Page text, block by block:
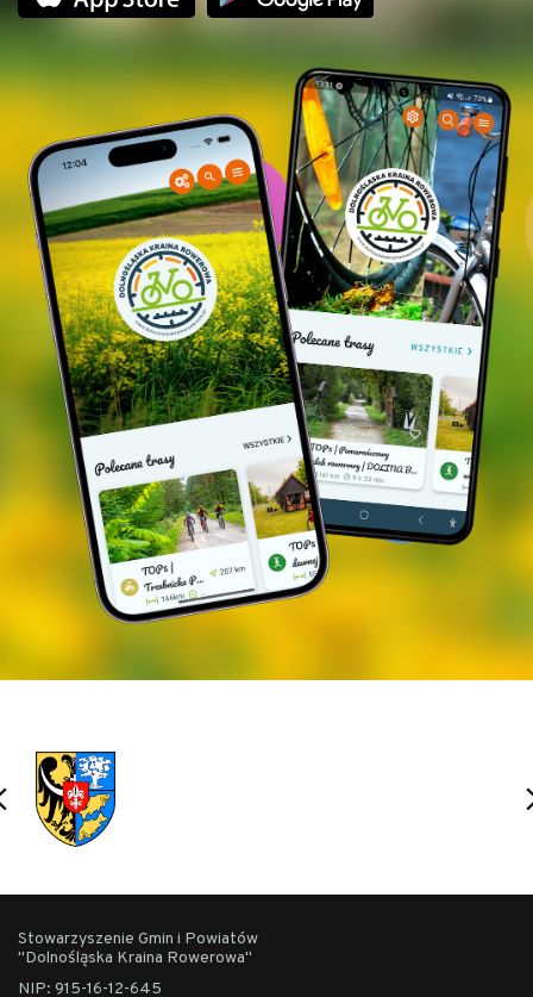
Stowarzyszenie Gmin i Powiatów
"Dolnośląska Kraina Rowerowa"
NIP: 915-16-12-645